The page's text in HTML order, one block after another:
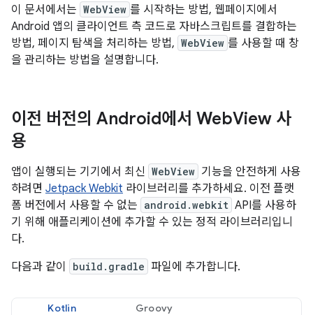
이 문서에서는 WebView 를 시작하는 방법, 웹페이지에서
Android 앱의 클라이언트 측 코드로 자바스크립트를 결합하는
방법, 페이지 탐색을 처리하는 방법, WebView 를 사용할 때 창
을 관리하는 방법을 설명합니다.
이전 버전의 Android에서 WebView 사
용
앱이 실행되는 기기에서 최신 WebView 기능을 안전하게 사용
하려면 Jetpack Webkit 라이브러리를 추가하세요. 이전 플랫
폼 버전에서 사용할 수 없는 android.webkit API를 사용하
기 위해 애플리케이션에 추가할 수 있는 정적 라이브러리입니
다.
다음과 같이
build.gradle 파일에 추가합니다.
Kotlin Groovy